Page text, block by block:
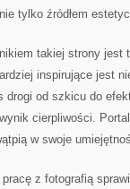
tylko źródłem
takiej strony jest
inspirujące jest
drogi od szkicu do
cierpliwości.
w swoje
z fotografią